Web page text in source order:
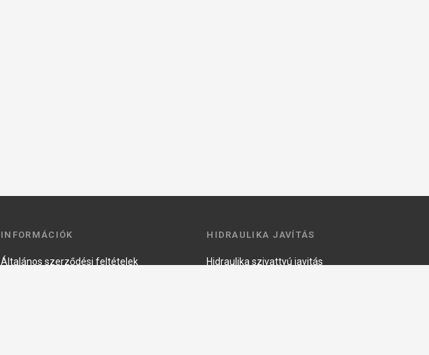
INFORMÁCIÓK
Általános szerződési feltételek
HIDRAULIKA JAVÍTÁS
Hidraulika szivattyú javitás